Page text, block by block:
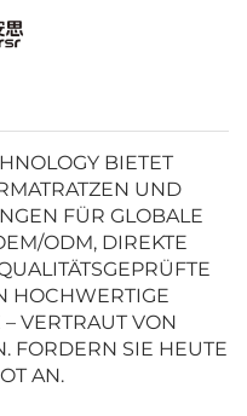
BIETET
UND
FÜR GLOBALE
ODM, DIREKTE
HOCHWERTIGE
VERTRAUT VON
FORDERN SIE HEUTE
AN.